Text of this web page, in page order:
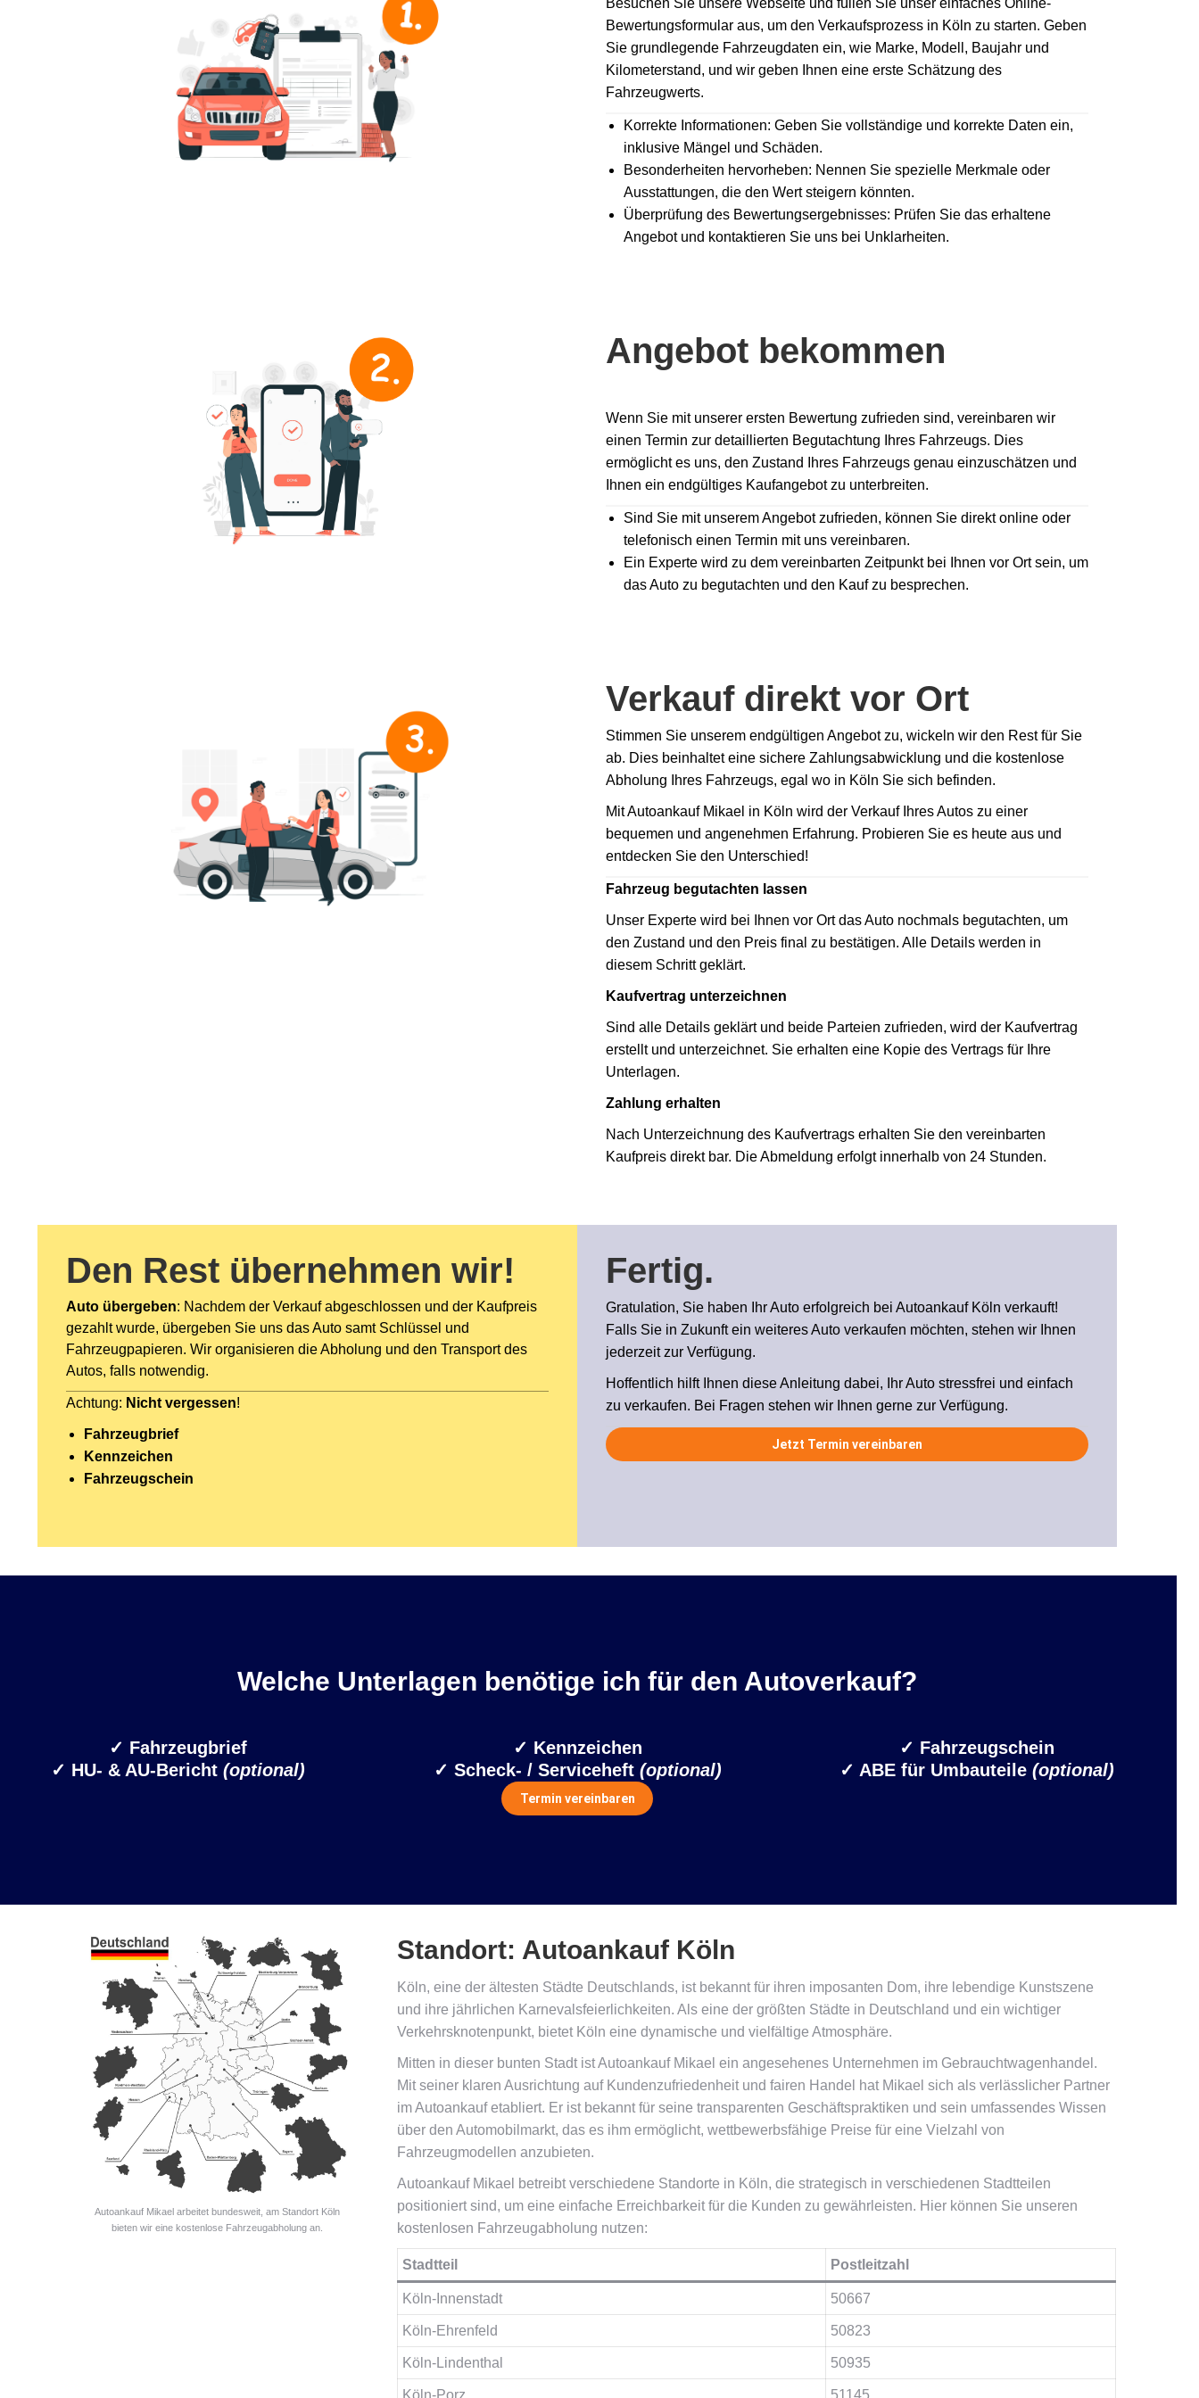
Bewertungsformular aus, um den Verkaufsprozess in Köln zu starten. Geben
Sie grundlegende Fahrzeugdaten ein, wie Marke, Modell, Baujahr und
Kilometerstand, und wir geben Ihnen eine erste Schätzung des
Fahrzeugwerts.
Korrekte Informationen: Geben Sie vollständige und korrekte Daten ein,
inklusive Mängel und Schäden.
Besonderheiten hervorheben: Nennen Sie spezielle Merkmale oder
Ausstattungen, die den Wert steigern könnten.
Überprüfung des Bewertungsergebnisses: Prüfen Sie das erhaltene
Angebot und kontaktieren Sie uns bei Unklarheiten.
Angebot bekommen
Wenn Sie mit unserer ersten Bewertung zufrieden sind, vereinbaren wir
einen Termin zur detaillierten Begutachtung Ihres Fahrzeugs. Dies
ermöglicht es uns, den Zustand Ihres Fahrzeugs genau einzuschätzen und
Ihnen ein endgültiges Kaufangebot zu unterbreiten.
Sind Sie mit unserem Angebot zufrieden, können Sie direkt online oder
telefonisch einen Termin mit uns vereinbaren.
Ein Experte wird zu dem vereinbarten Zeitpunkt bei Ihnen vor Ort sein, um
das Auto zu begutachten und den Kauf zu besprechen.
Verkauf direkt vor Ort
Stimmen Sie unserem endgültigen Angebot zu, wickeln wir den Rest für Sie
ab. Dies beinhaltet eine sichere Zahlungsabwicklung und die kostenlose
Abholung Ihres Fahrzeugs, egal wo in Köln Sie sich befinden.
Mit Autoankauf Mikael in Köln wird der Verkauf Ihres Autos zu einer
bequemen und angenehmen Erfahrung. Probieren Sie es heute aus und
entdecken Sie den Unterschied!
Fahrzeug begutachten lassen
Unser Experte wird bei Ihnen vor Ort das Auto nochmals begutachten, um
den Zustand und den Preis final zu bestätigen. Alle Details werden in
diesem Schritt geklärt.
Kaufvertrag unterzeichnen
Sind alle Details geklärt und beide Parteien zufrieden, wird der Kaufvertrag
erstellt und unterzeichnet. Sie erhalten eine Kopie des Vertrags für Ihre
Unterlagen.
Zahlung erhalten
Nach Unterzeichnung des Kaufvertrags erhalten Sie den vereinbarten
Kaufpreis direkt bar. Die Abmeldung erfolgt innerhalb von 24 Stunden.
Den Rest übernehmen wir!
Auto übergeben: Nachdem der Verkauf abgeschlossen und der Kaufpreis
gezahlt wurde, übergeben Sie uns das Auto samt Schlüssel und
Fahrzeugpapieren. Wir organisieren die Abholung und den Transport des
Autos, falls notwendig.
Achtung: Nicht vergessen!
Fahrzeugbrief
Kennzeichen
Fahrzeugschein
Fertig.
Gratulation, Sie haben Ihr Auto erfolgreich bei Autoankauf Köln verkauft!
Falls Sie in Zukunft ein weiteres Auto verkaufen möchten, stehen wir Ihnen
jederzeit zur Verfügung.
Hoffentlich hilft Ihnen diese Anleitung dabei, Ihr Auto stressfrei und einfach
zu verkaufen. Bei Fragen stehen wir Ihnen gerne zur Verfügung.
Jetzt Termin vereinbaren
Welche Unterlagen benötige ich für den Autoverkauf?
✓ Fahrzeugbrief ✓ Kennzeichen ✓ Fahrzeugschein
✓ HU- & AU-Bericht (optional) ✓ Scheck- / Serviceheft (optional) ✓ ABE für Umbauteile (optional)
Termin vereinbaren
Autoankauf Mikael arbeitet bundesweit, am Standort Köln
bieten wir eine kostenlose Fahrzeugabholung an.
Standort: Autoankauf Köln
Köln, eine der ältesten Städte Deutschlands, ist bekannt für ihren imposanten Dom, ihre lebendige Kunstszene
und ihre jährlichen Karnevalsfeierlichkeiten. Als eine der größten Städte in Deutschland und ein wichtiger
Verkehrsknotenpunkt, bietet Köln eine dynamische und vielfältige Atmosphäre.
Mitten in dieser bunten Stadt ist Autoankauf Mikael ein angesehenes Unternehmen im Gebrauchtwagenhandel.
Mit seiner klaren Ausrichtung auf Kundenzufriedenheit und fairen Handel hat Mikael sich als verlässlicher Partner
im Autoankauf etabliert. Er ist bekannt für seine transparenten Geschäftspraktiken und sein umfassendes Wissen
über den Automobilmarkt, das es ihm ermöglicht, wettbewerbsfähige Preise für eine Vielzahl von
Fahrzeugmodellen anzubieten.
Autoankauf Mikael betreibt verschiedene Standorte in Köln, die strategisch in verschiedenen Stadtteilen
positioniert sind, um eine einfache Erreichbarkeit für die Kunden zu gewährleisten. Hier können Sie unseren
kostenlosen Fahrzeugabholung nutzen:
Stadtteil Postleitzahl
Köln-Innenstadt 50667
Köln-Ehrenfeld 50823
Köln-Lindenthal 50935